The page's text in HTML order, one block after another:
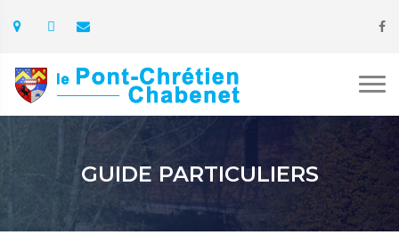
GUIDE PARTICULIERS